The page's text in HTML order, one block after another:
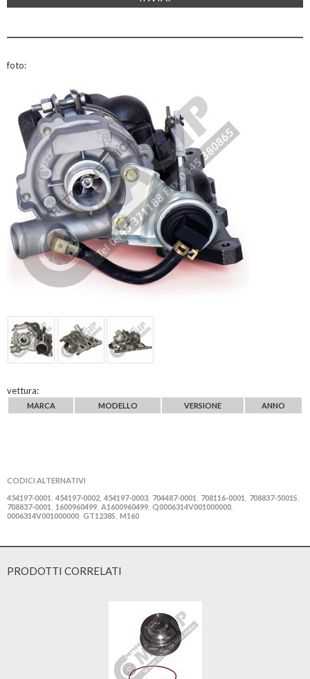
foto:
vettura:
MARCA MODELLO VERSIONE ANNO
CODICI ALTERNATIVI
454197-0001
454197-0002 454197-0003 704487-0001 708116-0001 708837-5001S
708837-0001 1600960499 A1600960499 Q0006314V001000000
0006314V001000000 GT1238S M160
PRODOTTI CORRELATI